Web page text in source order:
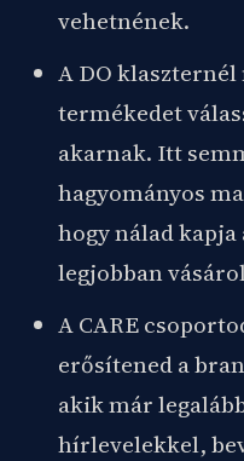
vehetnének.
A DO
termékedet
akarnak. Itt
hagyományos
hogy nálad
legjobban
A CARE
erősítened a
akik már
hírlevelekkel,